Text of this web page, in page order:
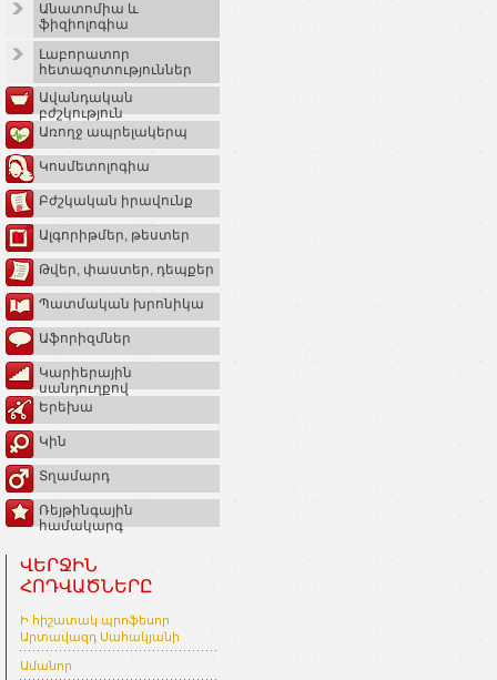
Անատոմիա և
ֆիզիոլոգիա
Լաբորատոր
հետազոտություններ
Ավանդական
բժշկություն
Առողջ ապրելակերպ
Կոսմետոլոգիա
Բժշկական իրավունք
Ալգորիթմեր, թեստեր
Թվեր, փաստեր, դեպքեր
Պատմական խրոնիկա
Աֆորիզմներ
Կարիերային
սանդուղքով
Երեխա
Կին
Տղամարդ
Ռեյթինգային
համակարգ
ՎԵՐՋԻՆ
ՀՈԴՎԱԾՆԵՐԸ
Ի հիշատակ պրոֆեսոր
Արտավազդ Սահակյանի
Ամանոր